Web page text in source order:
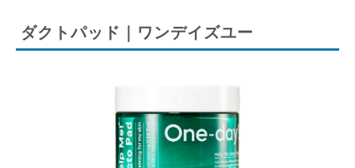
ダクトパッド｜ワンデイズユー